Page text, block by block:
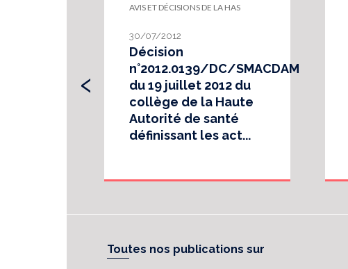
AVIS ET DÉCISIONS DE LA HAS
30/07/2012
Décision
n°2012.0139/DC/SMACDAM
du 19 juillet 2012 du
collège de la Haute
Autorité de santé
définissant les act...
‹
Toutes nos publications sur